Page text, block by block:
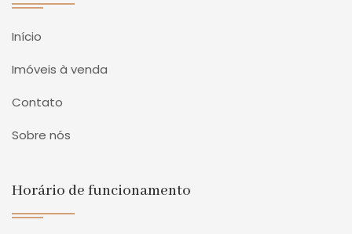
Início
Imóveis à venda
Contato
Sobre nós
Horário de funcionamento